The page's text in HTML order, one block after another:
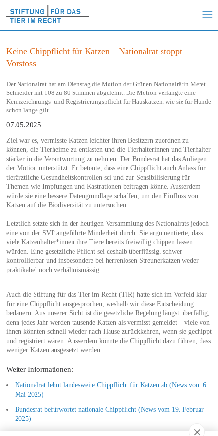
Keine Chippflicht für Katzen – Nationalrat stoppt
Vorstoss
Der Nationalrat hat am Dienstag die Motion der Grünen Nationalrätin Meret
Schneider mit 108 zu 80 Stimmen abgelehnt. Die Motion verlangte eine
Kennzeichnungs- und Registrierungspflicht für Hauskatzen, wie sie für Hunde
schon lange gilt.
07.05.2025
Ziel war es, vermisste Katzen leichter ihren Besitzern zuordnen zu
können, die Tierheime zu entlasten und die Tierhalterinnen und Tierhalter
stärker in die Verantwortung zu nehmen. Der Bundesrat hat das Anliegen
der Motion unterstützt. Er betonte, dass eine Chippflicht auch Anlass für
tierärztliche Gesundheitskontrollen sei und zur Sensibilisierung für
Themen wie Impfungen und Kastrationen beitragen könne. Ausserdem
würde sie eine bessere Datengrundlage schaffen, um den Einfluss von
Katzen auf die Biodiversität zu untersuchen.
Letztlich setzte sich in der heutigen Versammlung des Nationalrats jedoch
eine von der SVP angeführte Minderheit durch. Sie argumentierte, dass
viele Katzenhalter*innen ihre Tiere bereits freiwillig chippen lassen
würden. Eine gesetzliche Pflicht sei deshalb überflüssig, schwer
kontrollierbar und insbesondere bei herrenlosen Streunerkatzen weder
praktikabel noch verhältnismässig.
Auch die Stiftung für das Tier im Recht (TIR) hatte sich im Vorfeld klar
für eine Chippflicht ausgesprochen, weshalb wir diese Entscheidung
bedauern. Aus unserer Sicht ist die gesetzliche Regelung längst überfällig,
denn jedes Jahr werden tausende Katzen als vermisst gemeldet – viele von
ihnen könnten schnell wieder nach Hause zurückkehren, wenn sie gechippt
und registriert wären. Ausserdem könnte die Chippflicht dazu führen, dass
weniger Katzen ausgesetzt werden.
Weiter Informationen:
Nationalrat lehnt landesweite Chippflicht für Katzen ab (News vom 6.
Mai 2025)
Bundesrat befürwortet nationale Chippflicht (News vom 19. Februar
2025)
TIR-Kalender 2021 – Tierschutzrechtliche Frage im Februar